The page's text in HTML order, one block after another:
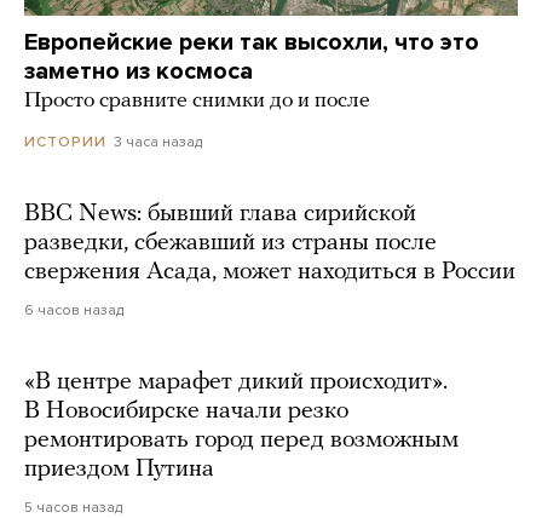
Европейские реки так высохли, что это
заметно из космоса
Просто сравните снимки до и после
ИСТОРИИ 3 часа назад
BBC News: бывший глава сирийской
разведки, сбежавший из страны после
свержения Асада, может находиться в России
6 часов назад
«В центре марафет дикий происходит».
В Новосибирске начали резко
ремонтировать город перед возможным
приездом Путина
5 часов назад